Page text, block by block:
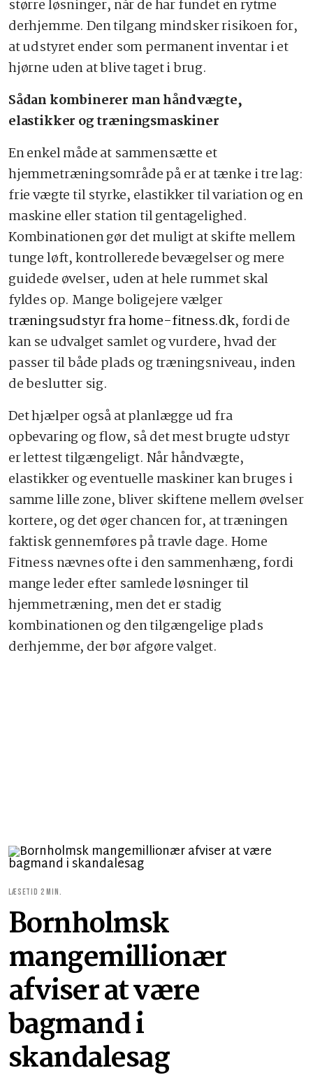
større løsninger, når de har fundet en rytme
derhjemme. Den tilgang mindsker risikoen for,
at udstyret ender som permanent inventar i et
hjørne uden at blive taget i brug.
Sådan kombinerer man håndvægte,
elastikker og træningsmaskiner
En enkel måde at sammensætte et
hjemmetræningsområde på er at tænke i tre lag:
frie vægte til styrke, elastikker til variation og en
maskine eller station til gentagelighed.
Kombinationen gør det muligt at skifte mellem
tunge løft, kontrollerede bevægelser og mere
guidede øvelser, uden at hele rummet skal
fyldes op. Mange boligejere vælger
træningsudstyr fra home-fitness.dk, fordi de
kan se udvalget samlet og vurdere, hvad der
passer til både plads og træningsniveau, inden
de beslutter sig.
Det hjælper også at planlægge ud fra
opbevaring og flow, så det mest brugte udstyr
er lettest tilgængeligt. Når håndvægte,
elastikker og eventuelle maskiner kan bruges i
samme lille zone, bliver skiftene mellem øvelser
kortere, og det øger chancen for, at træningen
faktisk gennemføres på travle dage. Home
Fitness nævnes ofte i den sammenhæng, fordi
mange leder efter samlede løsninger til
hjemmetræning, men det er stadig
kombinationen og den tilgængelige plads
derhjemme, der bør afgøre valget.
LÆSETID 2 MIN.
Bornholmsk
mangemillionær
afviser at være
bagmand i
skandalesag